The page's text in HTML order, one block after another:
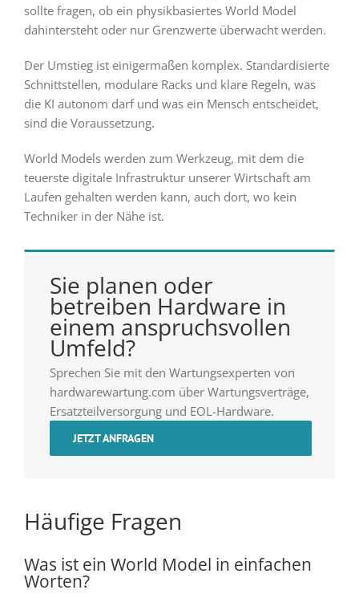
sollte fragen, ob ein physikbasiertes World Model
dahintersteht oder nur Grenzwerte überwacht werden.
Der Umstieg ist einigermaßen komplex. Standardisierte
Schnittstellen, modulare Racks und klare Regeln, was
die KI autonom darf und was ein Mensch entscheidet,
sind die Voraussetzung.
World Models werden zum Werkzeug, mit dem die
teuerste digitale Infrastruktur unserer Wirtschaft am
Laufen gehalten werden kann, auch dort, wo kein
Techniker in der Nähe ist.
Sie planen oder
betreiben Hardware in
einem anspruchsvollen
Umfeld?
Sprechen Sie mit den Wartungsexperten von
hardwarewartung.com über Wartungsverträge,
Ersatzteilversorgung und EOL-Hardware.
JETZT ANFRAGEN
Häufige Fragen
Was ist ein World Model in einfachen
Worten?